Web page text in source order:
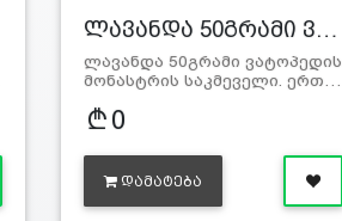
ლავანდა 50გრამი ვ…
ლავანდა 50გრამი ვატოპედის
მონასტრის საკმეველი. ერთ…
0
ᲓᲐᲛᲐᲢᲔᲑᲐ